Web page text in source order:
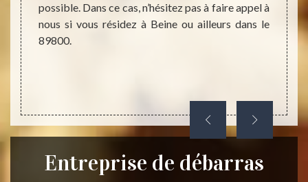
et
possible. Dans ce cas, n’hésitez pas à faire appel à
nous si vous résidez à Beine ou ailleurs dans le
89800.
Entreprise de débarras